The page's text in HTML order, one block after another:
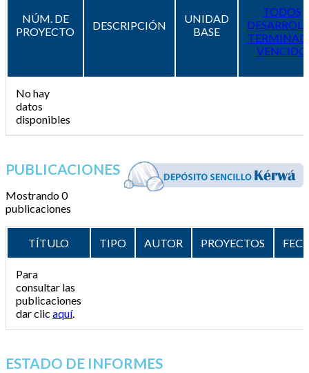
NÚM. DE
PROYECTO
DESCRIPCIÓN
UNIDAD
BASE
TODOS
VENCIDO
No hay
datos
disponibles
PUBLICACIONES
Mostrando 0
publicaciones
TÍTULO TIPO AUTOR PROYECTOS
Para
consultar las
publicaciones
dar clic aquí.
ESTADO DE INFORMES